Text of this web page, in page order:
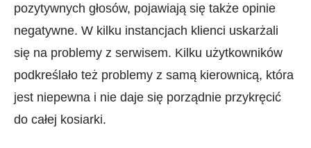
pozytywnych głosów, pojawiają się także opinie
negatywne. W kilku instancjach klienci uskarżali
się na problemy z serwisem. Kilku użytkowników
podkreślało też problemy z samą kierownicą, która
jest niepewna i nie daje się porządnie przykręcić
do całej kosiarki.